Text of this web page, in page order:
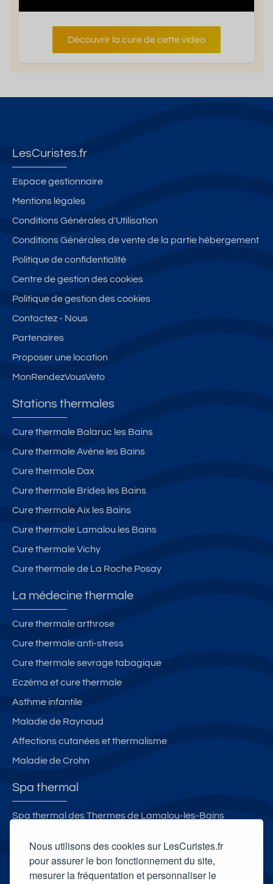
Nous utilisons des cookies sur LesCuristes.fr
pour assurer le bon fonctionnement du site,
mesurer la fréquentation et personnaliser le
Découvrir la cure de cette video
LesCuristes.fr
Espace gestionnaire
Mentions légales
Conditions Générales d'Utilisation
Conditions Générales de vente de la partie hébergement
Politique de confidentialité
Centre de gestion des cookies
Politique de gestion des cookies
Contactez - Nous
Partenaires
Proposer une location
MonRendezVousVeto
Stations thermales
Cure thermale Balaruc les Bains
Cure thermale Avène les Bains
Cure thermale Dax
Cure thermale Brides les Bains
Cure thermale Aix les Bains
Cure thermale Lamalou les Bains
Cure thermale Vichy
Cure thermale de La Roche Posay
La médecine thermale
Cure thermale arthrose
Cure thermale anti-stress
Cure thermale sevrage tabagique
Eczéma et cure thermale
Asthme infantile
Maladie de Raynaud
Affections cutanées et thermalisme
Maladie de Crohn
Spa thermal
Spa thermal des Thermes de Lamalou-les-Bains
Spa thermal Sensoria Rio